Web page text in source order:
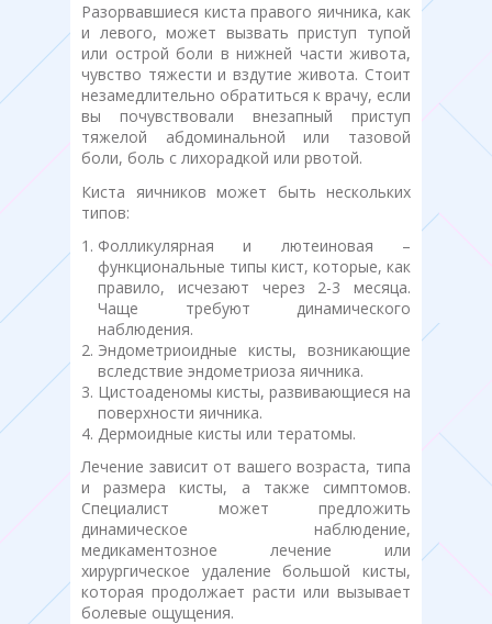
Разорвавшиеся киста правого яичника, как
и левого, может вызвать приступ тупой
или острой боли в нижней части живота,
чувство тяжести и вздутие живота. Стоит
незамедлительно обратиться к врачу, если
вы почувствовали внезапный приступ
тяжелой абдоминальной или тазовой
боли, боль с лихорадкой или рвотой.
Киста яичников может быть нескольких
типов:
Фолликулярная и лютеиновая –
функциональные типы кист, которые, как
правило, исчезают через 2-3 месяца.
Чаще требуют динамического
наблюдения.
Эндометриоидные кисты, возникающие
вследствие эндометриоза яичника.
Цистоаденомы кисты, развивающиеся на
поверхности яичника.
Дермоидные кисты или тератомы.
Лечение зависит от вашего возраста, типа
и размера кисты, а также симптомов.
Специалист может предложить
динамическое наблюдение,
медикаментозное лечение или
хирургическое удаление большой кисты,
которая продолжает расти или вызывает
болевые ощущения.